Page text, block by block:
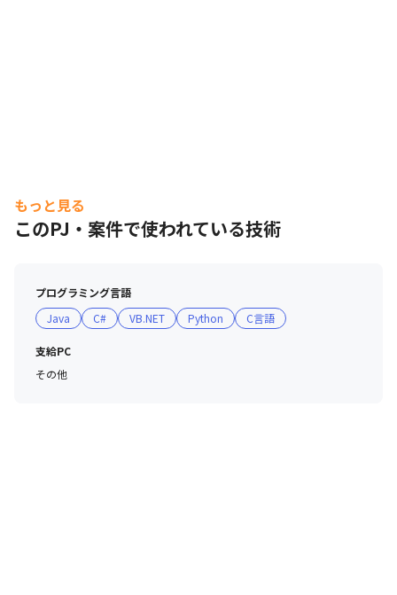
もっと見る
このPJ・案件で使われている技術
プログラミング言語
Java
C# VB.NET Python C言語
支給PC
その他